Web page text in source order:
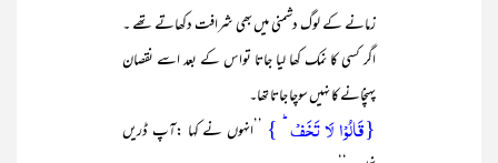
زمانے کے لوگ دشمنی میں بھی شرافت دکھاتے تھے ۔
اگر کسی کا نمک کھا لیا جاتا تواس کے بعد اسے نقصان
پہنچانے کا نہیں سوچا جاتا تھا۔
{قَالُوۡا لَا تَخَفۡ ؕ } ’’انہوں نے کہا :آپ ڈریں